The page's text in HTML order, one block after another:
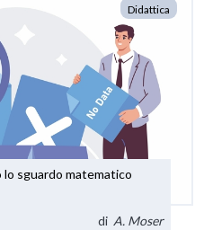
Didattica
lo sguardo matematico
di A. Moser